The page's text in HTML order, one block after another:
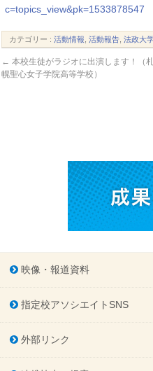
c=topics_view&pk=1533878547
カテゴリー :活動情報 ,活動報告 ,法政大
← 本校生徒がラジオに出演します！（
幌聖心女子学院高等学校）
映像・報道資料
指定校アソシエイトSNS
外部リンク